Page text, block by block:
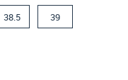
38.5 39